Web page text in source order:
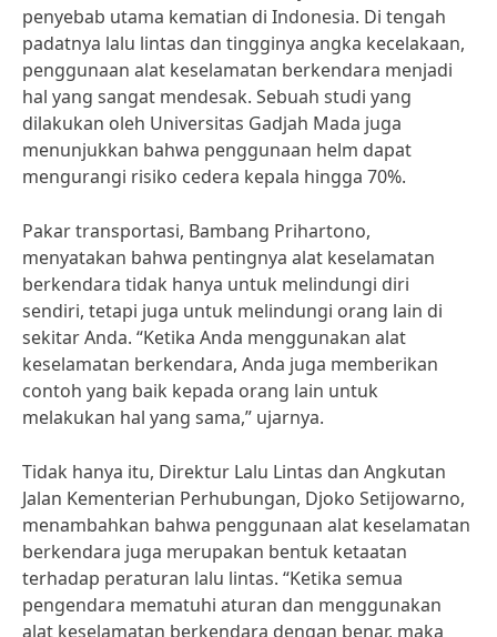
penyebab utama kematian di Indonesia. Di tengah
padatnya lalu lintas dan tingginya angka kecelakaan,
penggunaan alat keselamatan berkendara menjadi
hal yang sangat mendesak. Sebuah studi yang
dilakukan oleh Universitas Gadjah Mada juga
menunjukkan bahwa penggunaan helm dapat
mengurangi risiko cedera kepala hingga 70%.
Pakar transportasi, Bambang Prihartono,
menyatakan bahwa pentingnya alat keselamatan
berkendara tidak hanya untuk melindungi diri
sendiri, tetapi juga untuk melindungi orang lain di
sekitar Anda. “Ketika Anda menggunakan alat
keselamatan berkendara, Anda juga memberikan
contoh yang baik kepada orang lain untuk
melakukan hal yang sama,” ujarnya.
Tidak hanya itu, Direktur Lalu Lintas dan Angkutan
Jalan Kementerian Perhubungan, Djoko Setijowarno,
menambahkan bahwa penggunaan alat keselamatan
berkendara juga merupakan bentuk ketaatan
terhadap peraturan lalu lintas. “Ketika semua
pengendara mematuhi aturan dan menggunakan
alat keselamatan berkendara dengan benar, maka